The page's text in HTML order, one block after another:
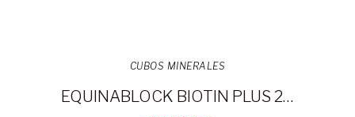
CUBOS MINERALES
EQUINABLOCK BIOTIN PLUS 22KG